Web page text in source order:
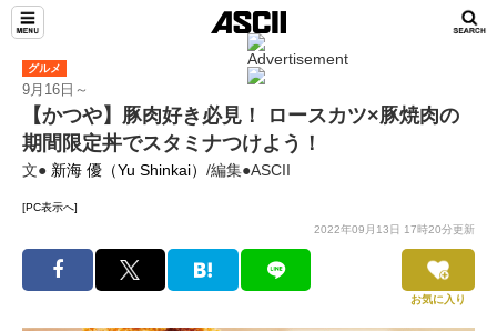
グルメ
9月16日～
【かつや】豚肉好き必見！ ロースカツ×豚焼肉の
期間限定丼でスタミナつけよう！
文● 新海 優（Yu Shinkai） /編集●ASCII
[PC表示へ]
2022年09月13日 17時20分更新
お気に入り